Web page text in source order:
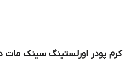
کرم پودر اورلستینگ سینک مات